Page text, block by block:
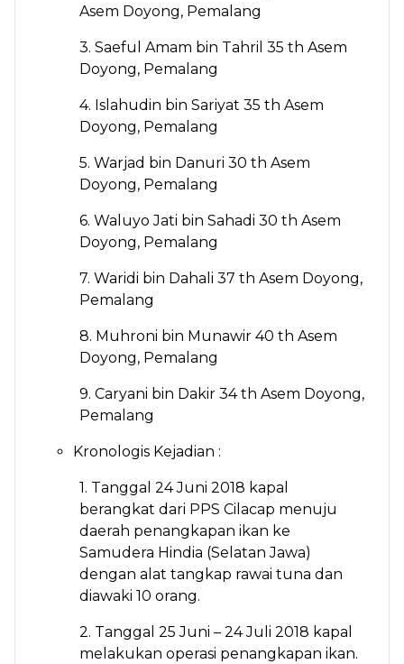
Asem Doyong, Pemalang
3. Saeful Amam bin Tahril 35 th Asem
Doyong, Pemalang
4. Islahudin bin Sariyat 35 th Asem
Doyong, Pemalang
5. Warjad bin Danuri 30 th Asem
Doyong, Pemalang
6. Waluyo Jati bin Sahadi 30 th Asem
Doyong, Pemalang
7. Waridi bin Dahali 37 th Asem Doyong,
Pemalang
8. Muhroni bin Munawir 40 th Asem
Doyong, Pemalang
9. Caryani bin Dakir 34 th Asem Doyong,
Pemalang
Kronologis Kejadian :
1. Tanggal 24 Juni 2018 kapal
berangkat dari PPS Cilacap menuju
daerah penangkapan ikan ke
Samudera Hindia (Selatan Jawa)
dengan alat tangkap rawai tuna dan
diawaki 10 orang.
2. Tanggal 25 Juni – 24 Juli 2018 kapal
melakukan operasi penangkapan ikan.